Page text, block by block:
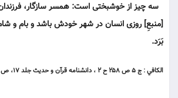
سه چيز از خوش‏بختى است: همسر سازگار،
[منبعِ] روزى انسان در شهر خودش باشد و بام و
بَرَد.
الكافي : ج ۵ ص ۲۵۸ ح ۲ ، دانشنامه قرآن و حديث جلد ۱۷، ص : ۱۶۴